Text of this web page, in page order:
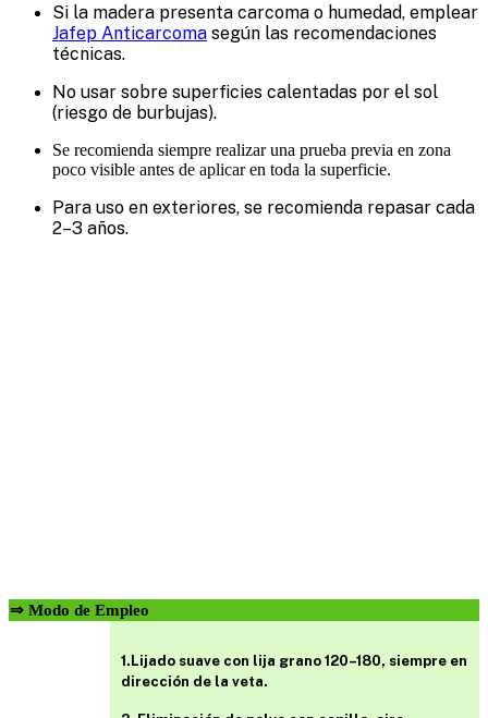
Si la madera presenta carcoma o humedad, emplear
Jafep Anticarcoma según las recomendaciones
técnicas.
No usar sobre superficies calentadas por el sol
(riesgo de burbujas).
Se recomienda siempre realizar una prueba previa en zona
poco visible antes de aplicar en toda la superficie.
Para uso en exteriores, se recomienda repasar cada
2–3 años.
⇒ Modo de Empleo
1.Lijado suave con lija grano 120–180, siempre en
dirección de la veta.